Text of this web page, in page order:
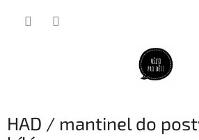
HAD / mantinel do